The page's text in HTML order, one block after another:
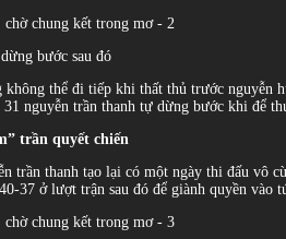
bước sau đó
thể đi tiếp khi thất thủ trước
nguyễn trần thanh tự dừng bước khi để
trần quyết chiến
trần thanh tạo lại có một ngày thi đấu
37 ở lượt trận sau đó để giành quyền vào